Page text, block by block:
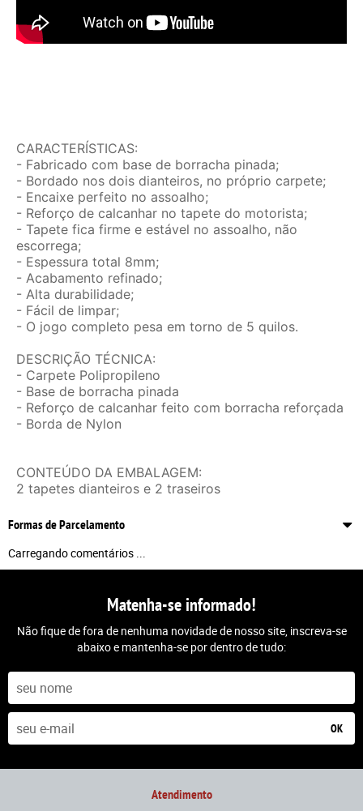
CARACTERÍSTICAS:
- Fabricado com base de borracha pinada;
- Bordado nos dois dianteiros, no próprio carpete;
- Encaixe perfeito no assoalho;
- Reforço de calcanhar no tapete do motorista;
- Tapete fica firme e estável no assoalho, não
escorrega;
- Espessura total 8mm;
- Acabamento refinado;
- Alta durabilidade;
- Fácil de limpar;
- O jogo completo pesa em torno de 5 quilos.
DESCRIÇÃO TÉCNICA:
- Carpete Polipropileno
- Base de borracha pinada
- Reforço de calcanhar feito com borracha reforçada
- Borda de Nylon
CONTEÚDO DA EMBALAGEM:
2 tapetes dianteiros e 2 traseiros
Formas de Parcelamento
Carregando comentários ...
Matenha-se informado!
Não fique de fora de nenhuma novidade de nosso site, inscreva-se
abaixo e mantenha-se por dentro de tudo:
OK
Atendimento